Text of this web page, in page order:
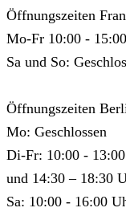
Öffnungszeiten
Mo-Fr 10:00 -
Sa und So:
Öffnungszeiten
Mo: Geschlossen
Di-Fr: 10:00 -
und 14:30 – 18:30
Sa: 10:00 - 16:00